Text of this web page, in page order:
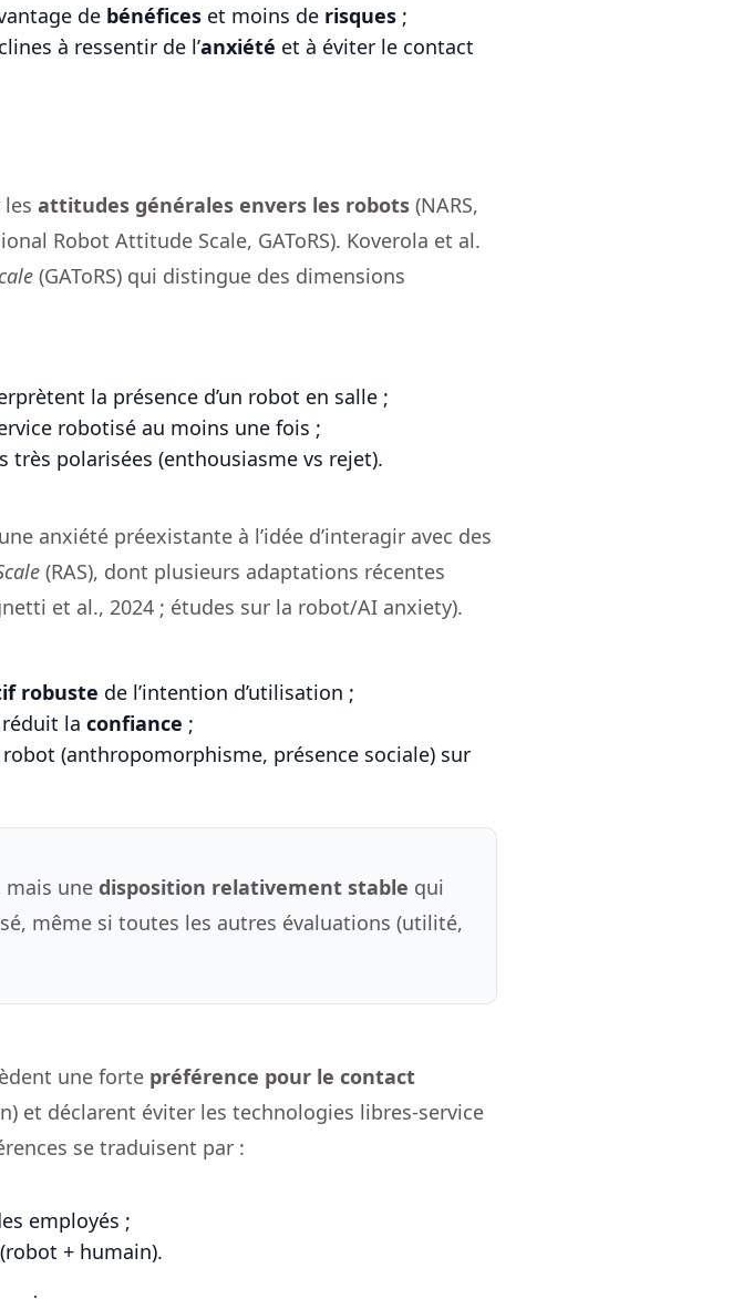
de bénéfices et moins de risques ;
à ressentir de l’anxiété et à éviter le contact
attitudes générales envers les robots (NARS,
Robot Attitude Scale, GAToRS). Koverola et al.
(GAToRS) qui distingue des dimensions
la présence d’un robot en salle ;
robotisé au moins une fois ;
polarisées (enthousiasme vs rejet).
anxiété préexistante à l’idée d’interagir avec des
(RAS), dont plusieurs adaptations récentes
et al., 2024 ; études sur la robot/AI anxiety).
robuste de l’intention d’utilisation ;
la confiance ;
(anthropomorphisme, présence sociale) sur
mais une disposition relativement stable qui
même si toutes les autres évaluations (utilité,
une forte préférence pour le contact
et déclarent éviter les technologies libres-service
se traduisent par :
employés ;
+ humain).